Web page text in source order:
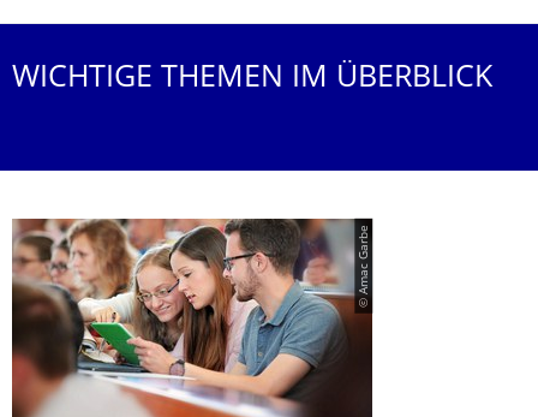
WICHTIGE THEMEN IM ÜBERBLICK
© Amac Garbe